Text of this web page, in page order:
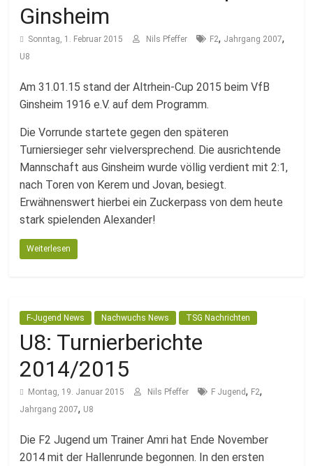
Ginsheim
Sonntag, 1. Februar 2015 Nils Pfeffer F2, Jahrgang 2007,
U8
Am 31.01.15 stand der Altrhein-Cup 2015 beim VfB
Ginsheim 1916 e.V. auf dem Programm.
Die Vorrunde startete gegen den späteren
Turniersieger sehr vielversprechend. Die ausrichtende
Mannschaft aus Ginsheim wurde völlig verdient mit 2:1,
nach Toren von Kerem und Jovan, besiegt.
Erwähnenswert hierbei ein Zuckerpass von dem heute
stark spielenden Alexander!
Weiterlesen
F-Jugend News Nachwuchs News TSG Nachrichten
U8: Turnierberichte
2014/2015
Montag, 19. Januar 2015 Nils Pfeffer F Jugend, F2,
Jahrgang 2007, U8
Die F2 Jugend um Trainer Amri hat Ende November
2014 mit der Hallenrunde begonnen. In den ersten